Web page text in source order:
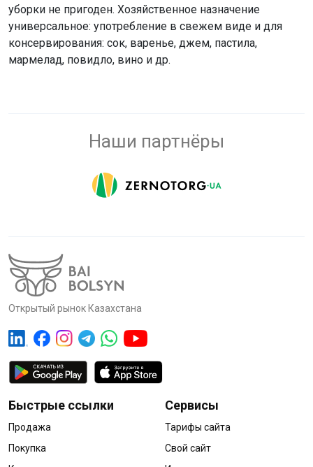
уборки не пригоден. Хозяйственное назначение
универсальное: употребление в свежем виде и для
консервирования: сок, варенье, джем, пастила,
мармелад, повидло, вино и др.
Наши партнёры
Открытый рынок Казахстана
Быстрые ссылки
Продажа
Покупка
Сервисы
Тарифы сайта
Свой сайт